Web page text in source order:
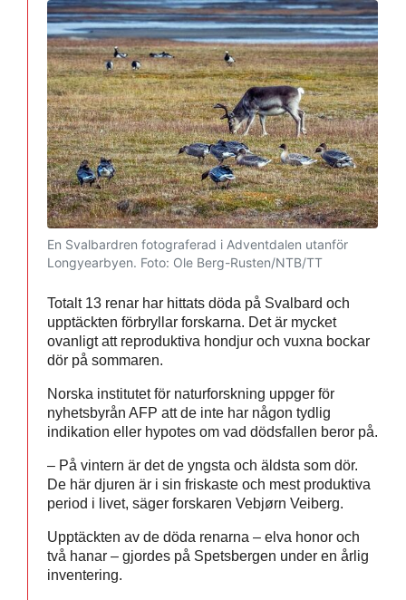
En Svalbardren fotograferad i Adventdalen utanför
Longyearbyen. Foto: Ole Berg-Rusten/NTB/TT
Totalt 13 renar har hittats döda på Svalbard och
upptäckten förbryllar forskarna. Det är mycket
ovanligt att reproduktiva hondjur och vuxna bockar
dör på sommaren.
Norska institutet för naturforskning uppger för
nyhetsbyrån AFP att de inte har någon tydlig
indikation eller hypotes om vad dödsfallen beror på.
– På vintern är det de yngsta och äldsta som dör.
De här djuren är i sin friskaste och mest produktiva
period i livet, säger forskaren Vebjørn Veiberg.
Upptäckten av de döda renarna – elva honor och
två hanar – gjordes på Spetsbergen under en årlig
inventering.